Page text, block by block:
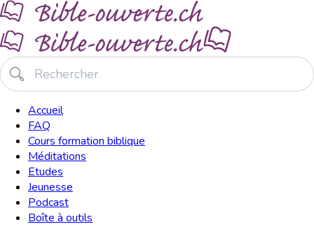
Accueil
FAQ
Cours formation biblique
Méditations
Etudes
Jeunesse
Podcast
Boîte à outils